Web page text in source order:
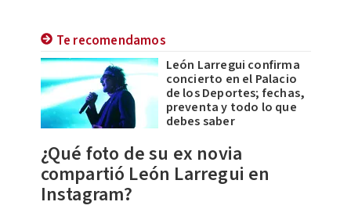
Te recomendamos
León Larregui confirma
concierto en el Palacio
de los Deportes; fechas,
preventa y todo lo que
debes saber
¿Qué foto de su ex novia
compartió León Larregui en
Instagram?